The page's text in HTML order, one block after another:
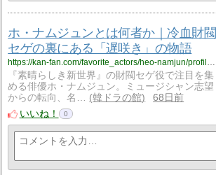
ホ・ナムジュンとは何者か｜冷血財閥
セゲの裏にある「遅咲き」の物語
https://kan-fan.com/favorite_actors/heo-namjun/profile.html
『素晴らしき新世界』の財閥セゲ役で注目を集
める俳優ホ・ナムジュン。ミュージシャン志望
からの転向、名…
韓ドラの館
68日前
いいね！
0